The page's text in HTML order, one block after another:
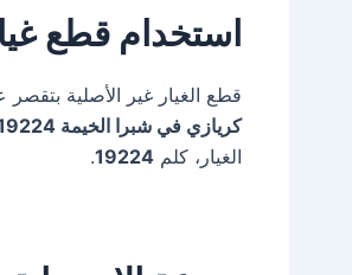
استخدام قطع
قطع الغيار غير الأصلية
كريازي في شبرا الخيمة 19224
الغيار، كلم 19224
.